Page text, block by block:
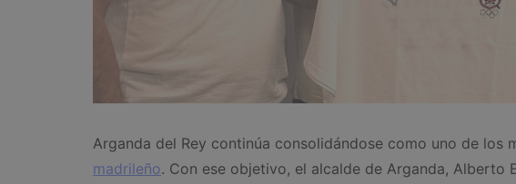
Arganda del Rey continúa consolidándose como uno de los
madrileño. Con ese objetivo, el alcalde de Arganda, Alberto